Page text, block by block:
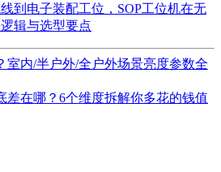
到电子装配工位，SOP工位机在无
辑与选型要点
室内/半户外/全户外场景亮度参数全
差在哪？6个维度拆解你多花的钱值